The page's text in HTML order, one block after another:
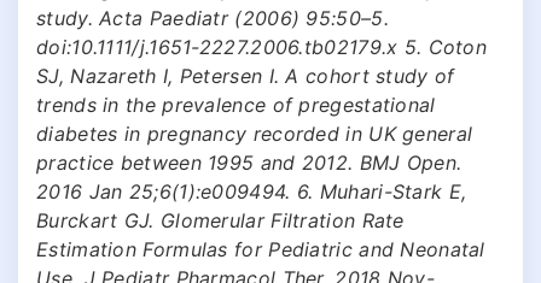
study. Acta Paediatr (2006) 95:50–5.
doi:10.1111/j.1651-2227.2006.tb02179.x 5. Coton
SJ, Nazareth I, Petersen I. A cohort study of
trends in the prevalence of pregestational
diabetes in pregnancy recorded in UK general
practice between 1995 and 2012. BMJ Open.
2016 Jan 25;6(1):e009494. 6. Muhari-Stark E,
Burckart GJ. Glomerular Filtration Rate
Estimation Formulas for Pediatric and Neonatal
Use. J Pediatr Pharmacol Ther. 2018 Nov-